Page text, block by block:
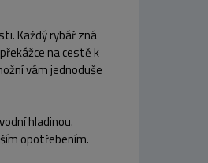
Každý rybář zná
na cestě k
vám jednoduše
hladinou.
opotřebením.